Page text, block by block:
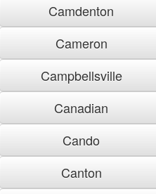
Camdenton
Cameron
Campbellsville
Canadian
Cando
Canton